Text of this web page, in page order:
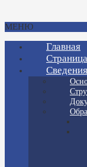
МЕНЮ
Главная